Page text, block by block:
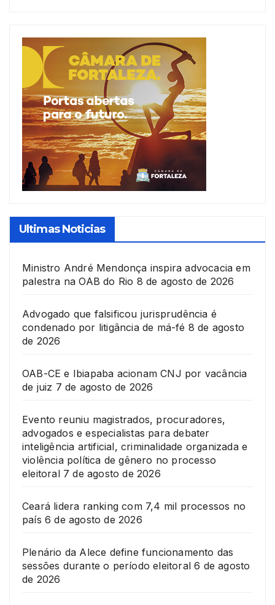
Ultimas Noticias
Ministro André Mendonça inspira advocacia em
palestra na OAB do Rio 8 de agosto de 2026
Advogado que falsificou jurisprudência é
condenado por litigância de má-fé 8 de agosto
de 2026
OAB-CE e Ibiapaba acionam CNJ por vacância
de juiz 7 de agosto de 2026
Evento reuniu magistrados, procuradores,
advogados e especialistas para debater
inteligência artificial, criminalidade organizada e
violência política de gênero no processo
eleitoral 7 de agosto de 2026
Ceará lidera ranking com 7,4 mil processos no
país 6 de agosto de 2026
Plenário da Alece define funcionamento das
sessões durante o período eleitoral 6 de agosto
de 2026